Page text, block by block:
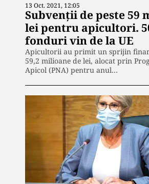
13 Oct. 2021, 12:05
Subvenții de peste 59
lei pentru apicultori.
fonduri vin de la UE
Apicultorii au primit un sprijin
59,2 milioane de lei, alocat prin
Apicol (PNA) pentru anul…